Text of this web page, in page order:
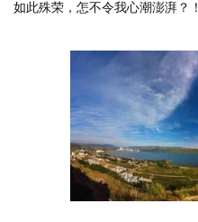
如此殊荣，怎不令我心潮澎湃？！